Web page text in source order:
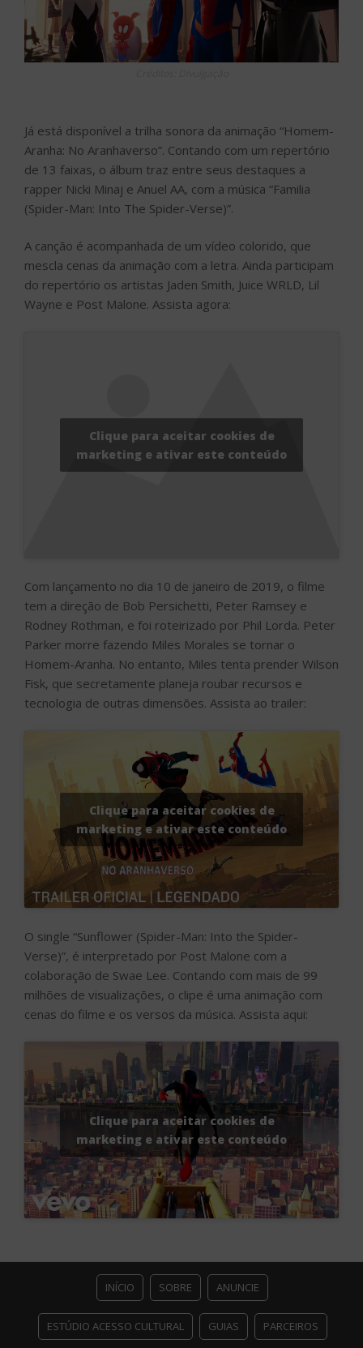
Já está disponível a trilha sonora da animação “Homem-
Aranha: No Aranhaverso”. Contando com um repertório
de 13 faixas, o álbum traz entre seus destaques a
rapper Nicki Minaj e Anuel AA, com a música “Familia
(Spider-Man: Into The Spider-Verse)”.
A canção é acompanhada de um vídeo colorido, que
mescla cenas da animação com a letra. Ainda participam
do repertório os artistas Jaden Smith, Juice WRLD, Lil
Wayne e Post Malone. Assista agora:
Clique para aceitar cookies de
marketing e ativar este conteúdo
Com lançamento no dia 10 de janeiro de 2019, o filme
tem a direção de Bob Persichetti, Peter Ramsey e
Rodney Rothman, e foi roteirizado por Phil Lorda. Peter
Parker morre fazendo Miles Morales se tornar o
Homem-Aranha. No entanto, Miles tenta prender Wilson
Fisk, que secretamente planeja roubar recursos e
tecnologia de outras dimensões. Assista ao trailer:
Clique para aceitar cookies de
marketing e ativar este conteúdo
O single “Sunflower (Spider-Man: Into the Spider-
Verse)”, é interpretado por Post Malone com a
colaboração de Swae Lee. Contando com mais de 99
milhões de visualizações, o clipe é uma animação com
cenas do filme e os versos da música. Assista aqui:
Clique para aceitar cookies de
marketing e ativar este conteúdo
INÍCIO SOBRE ANUNCIE
ESTÚDIO ACESSO CULTURAL GUIAS PARCEIROS